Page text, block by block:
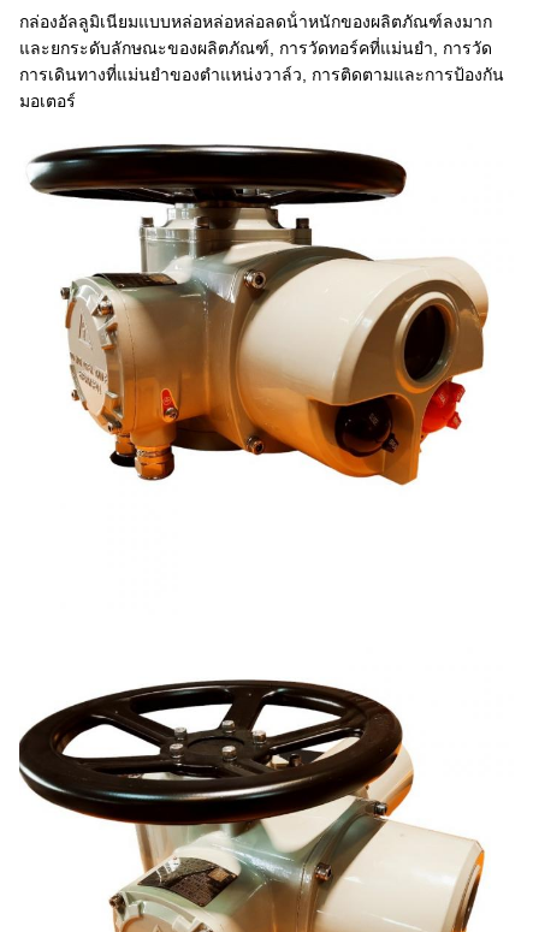
กล่องอัลลูมิเนียมแบบหล่อหล่อหล่อลดน้ําหนักของผลิตภัณฑ์ลงมาก
และยกระดับลักษณะของผลิตภัณฑ์, การวัดทอร์คที่แม่นยํา, การวัด
การเดินทางที่แม่นยําของตําแหน่งวาล์ว, การติดตามและการป้องกัน
มอเตอร์